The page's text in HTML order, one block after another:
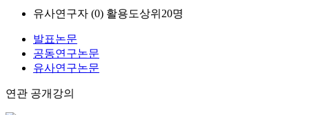
유사연구자 (0) 활용도상위20명
발표논문
공동연구논문
유사연구논문
연관 공개강의